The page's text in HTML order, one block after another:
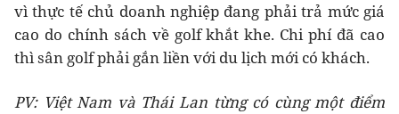
vì thực tế chủ doanh nghiệp đang phải trả mức giá
cao do chính sách về golf khắt khe. Chi phí đã cao
thì sân golf phải gắn liền với du lịch mới có khách.
PV: Việt Nam và Thái Lan từng có cùng một điểm